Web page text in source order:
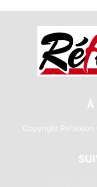
À
Copyright